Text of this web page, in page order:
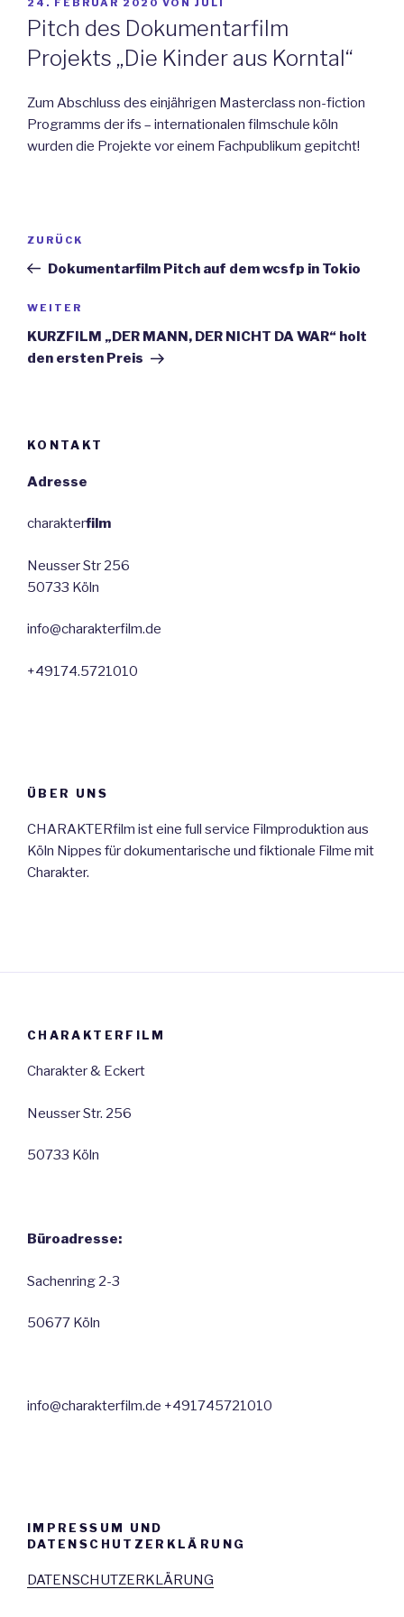
AM
24. FEBRUAR 2020 VON JULI
Pitch des Dokumentarfilm
Projekts „Die Kinder aus Korntal“
Zum Abschluss des einjährigen Masterclass non-fiction
Programms der ifs – internationalen filmschule köln
wurden die Projekte vor einem Fachpublikum gepitcht!
Beitragsnavigation
Vorheriger
Beitrag
ZURÜCK
Dokumentarfilm Pitch auf dem wcsfp in Tokio
Nächster
Beitrag
WEITER
KURZFILM „DER MANN, DER NICHT DA WAR“ holt
den ersten Preis
KONTAKT
Adresse
charakterfilm
Neusser Str 256
50733 Köln
info@charakterfilm.de
+49174.5721010
ÜBER UNS
CHARAKTERfilm ist eine full service Filmproduktion aus
Köln Nippes für dokumentarische und fiktionale Filme mit
Charakter.
CHARAKTERFILM
Charakter & Eckert
Neusser Str. 256
50733 Köln
Büroadresse:
Sachenring 2-3
50677 Köln
info@charakterfilm.de +491745721010
IMPRESSUM UND
DATENSCHUTZERKLÄRUNG
DATENSCHUTZERKLÄRUNG